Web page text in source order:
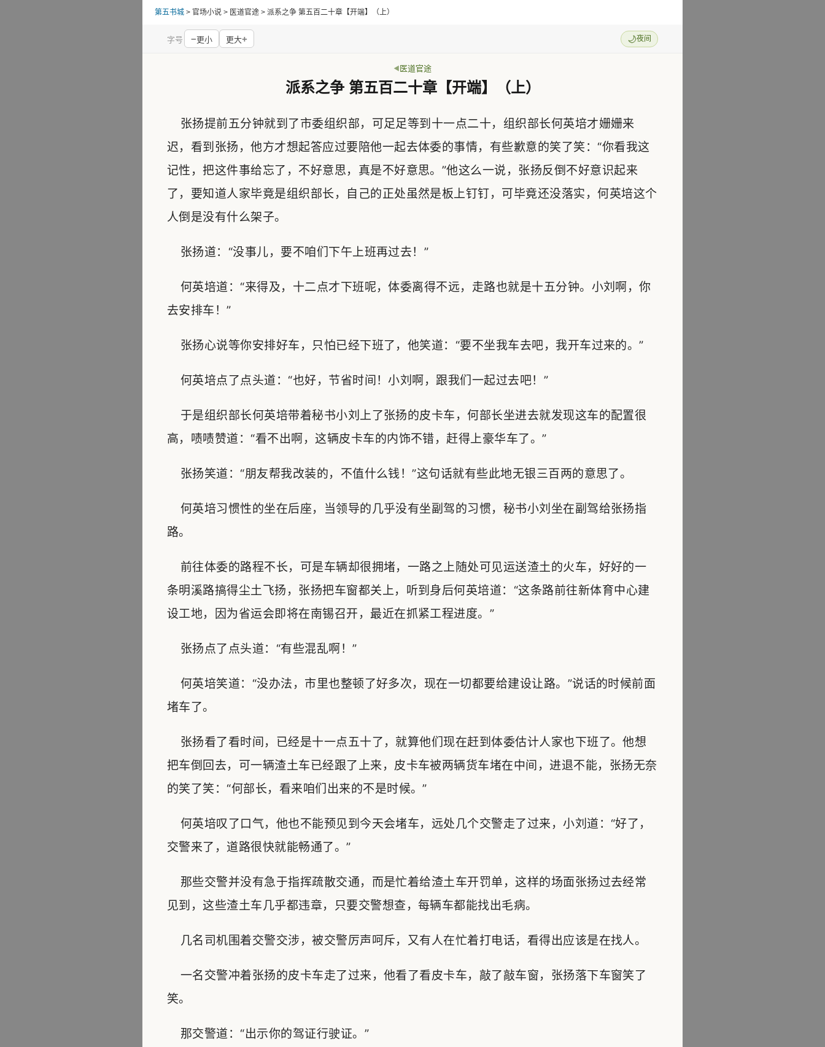
第五书城 > 官场小说 > 医道官途 > 派系之争 第五百二十章【开端】（上）
字号 −更小 更大+ 🌙夜间
医道官途
派系之争 第五百二十章【开端】（上）
张扬提前五分钟就到了市委组织部，可足足等到十一点二十，组织部长何英培才姗姗来
迟，看到张扬，他方才想起答应过要陪他一起去体委的事情，有些歉意的笑了笑：“你看我这
记性，把这件事给忘了，不好意思，真是不好意思。”他这么一说，张扬反倒不好意识起来
了，要知道人家毕竟是组织部长，自己的正处虽然是板上钉钉，可毕竟还没落实，何英培这个
人倒是没有什么架子。
张扬道：“没事儿，要不咱们下午上班再过去！”
何英培道：“来得及，十二点才下班呢，体委离得不远，走路也就是十五分钟。小刘啊，你
去安排车！”
张扬心说等你安排好车，只怕已经下班了，他笑道：“要不坐我车去吧，我开车过来的。”
何英培点了点头道：“也好，节省时间！小刘啊，跟我们一起过去吧！”
于是组织部长何英培带着秘书小刘上了张扬的皮卡车，何部长坐进去就发现这车的配置很
高，啧啧赞道：“看不出啊，这辆皮卡车的内饰不错，赶得上豪华车了。”
张扬笑道：“朋友帮我改装的，不值什么钱！”这句话就有些此地无银三百两的意思了。
何英培习惯性的坐在后座，当领导的几乎没有坐副驾的习惯，秘书小刘坐在副驾给张扬指
路。
前往体委的路程不长，可是车辆却很拥堵，一路之上随处可见运送渣土的火车，好好的一
条明溪路搞得尘土飞扬，张扬把车窗都关上，听到身后何英培道：“这条路前往新体育中心建
设工地，因为省运会即将在南锡召开，最近在抓紧工程进度。”
张扬点了点头道：“有些混乱啊！”
何英培笑道：“没办法，市里也整顿了好多次，现在一切都要给建设让路。”说话的时候前面
堵车了。
张扬看了看时间，已经是十一点五十了，就算他们现在赶到体委估计人家也下班了。他想
把车倒回去，可一辆渣土车已经跟了上来，皮卡车被两辆货车堵在中间，进退不能，张扬无奈
的笑了笑：“何部长，看来咱们出来的不是时候。”
何英培叹了口气，他也不能预见到今天会堵车，远处几个交警走了过来，小刘道：“好了，
交警来了，道路很快就能畅通了。”
那些交警并没有急于指挥疏散交通，而是忙着给渣土车开罚单，这样的场面张扬过去经常
见到，这些渣土车几乎都违章，只要交警想查，每辆车都能找出毛病。
几名司机围着交警交涉，被交警厉声呵斥，又有人在忙着打电话，看得出应该是在找人。
一名交警冲着张扬的皮卡车走了过来，他看了看皮卡车，敲了敲车窗，张扬落下车窗笑了
笑。
那交警道：“出示你的驾证行驶证。”